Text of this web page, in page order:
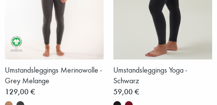
Umstandsleggings Merinowolle -
Grey Melange
129,00 €
Umstandsleggings Yoga -
Schwarz
59,00 €